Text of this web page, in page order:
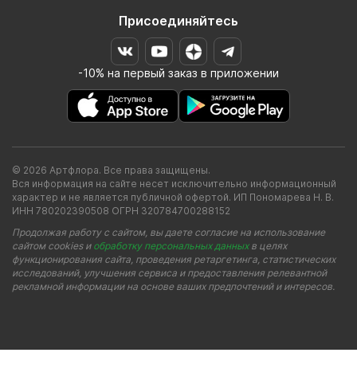
Присоединяйтесь
-10% на первый заказ в приложении
© 2026 Артфлора. Все права защищены.
Вся информация на сайте несет исключительно информационный
характер и не является публичной офертой. ИП Пономарева Н. В.
ИНН 780202390508 ОГРН 320784700288152
Продолжая работу с сайтом, вы даете согласие на использование
сайтом cookies и обработку персональных данныхв целях
функционирования сайта, проведения ретаргетинга, статистических
исследований, улучшения сервиса и предоставления релевантной
рекламной информации на основе ваших предпочтений и интересов.